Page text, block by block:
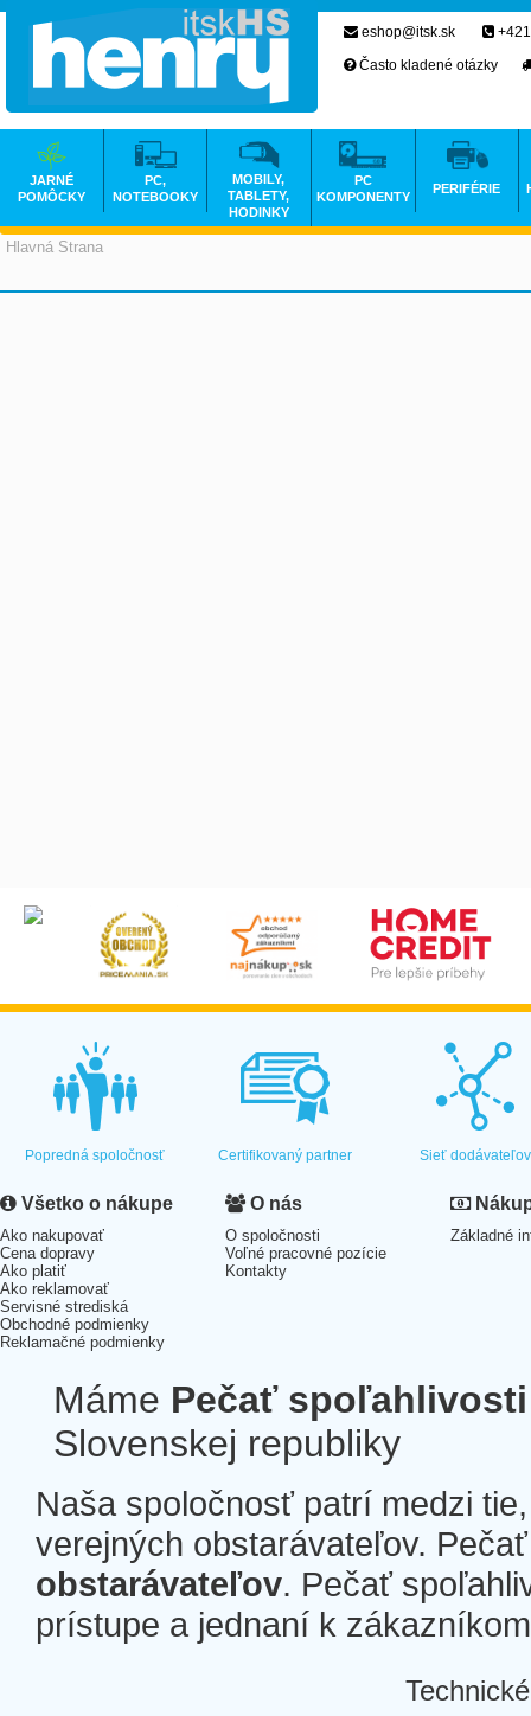
Hlavná Strana
eshop@itsk.sk
Často kladené otázky
JARNÉ
POMÔCKY
PC,
NOTEBOOKY
MOBILY,
TABLETY,
HODINKY
PC
KOMPONENTY
PERIFÉRIE
Popredná spoločnosť Certifikovaný partner Sieť dodávateľov
Všetko o nákupe
Ako nakupovať
Cena dopravy
Ako platiť
Ako reklamovať
Servisné strediská
Obchodné podmienky
Reklamačné podmienky
O nás
O spoločnosti
Voľné pracovné pozície
Kontakty
Základné
Máme Pečať spoľahlivosti
Slovenskej republiky
Naša spoločnosť patrí medzi
verejných obstarávateľov.
obstarávateľov. Pečať
prístupe a jednaní k